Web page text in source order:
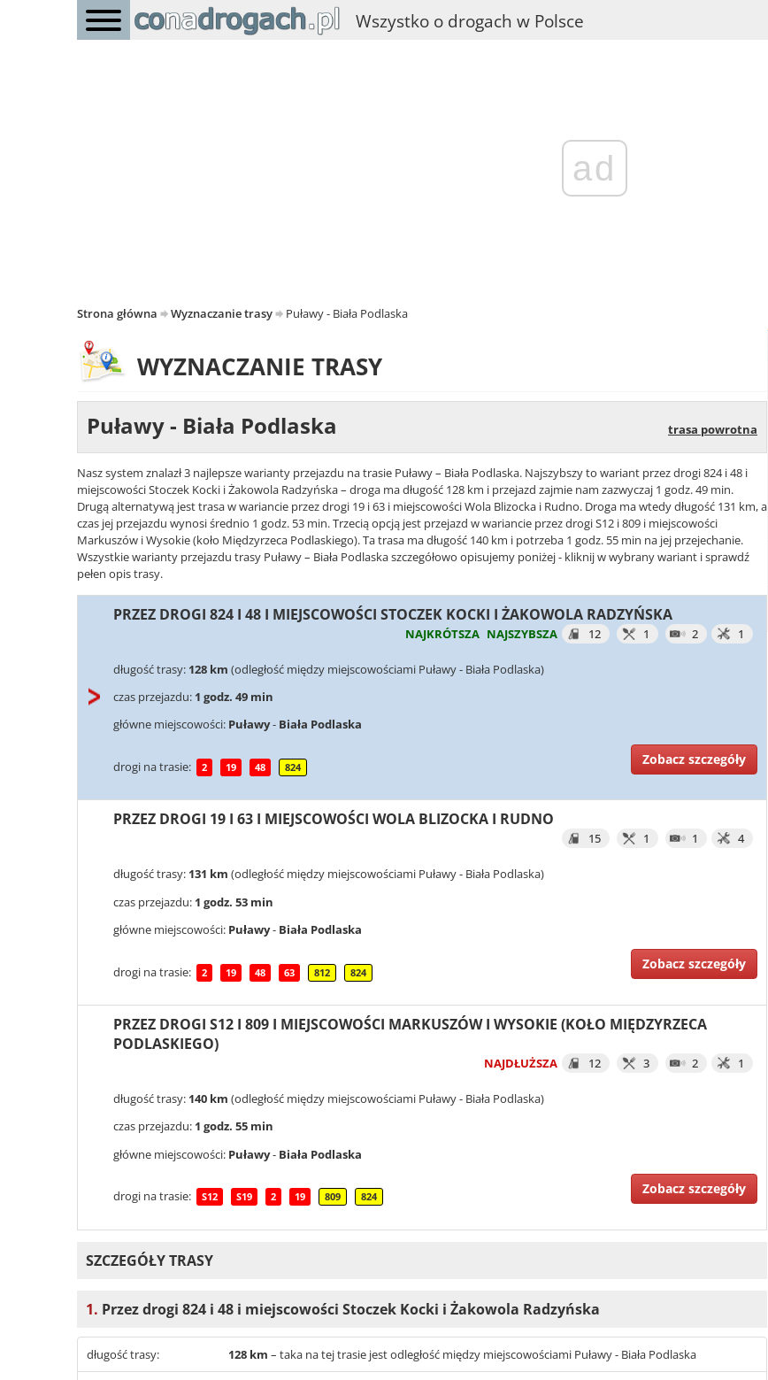
Wszystko o drogach w Polsce
ad
Strona główna Wyznaczanie trasy Puławy - Biała Podlaska
WYZNACZANIE TRASY
Puławy - Biała Podlaska trasa powrotna
Nasz system znalazł 3 najlepsze warianty przejazdu na trasie Puławy – Biała Podlaska. Najszybszy to wariant przez drogi 824 i 48 i
miejscowości Stoczek Kocki i Żakowola Radzyńska – droga ma długość 128 km i przejazd zajmie nam zazwyczaj 1 godz. 49 min.
Drugą alternatywą jest trasa w wariancie przez drogi 19 i 63 i miejscowości Wola Blizocka i Rudno. Droga ma wtedy długość 131 km, a
czas jej przejazdu wynosi średnio 1 godz. 53 min. Trzecią opcją jest przejazd w wariancie przez drogi S12 i 809 i miejscowości
Markuszów i Wysokie (koło Międzyrzeca Podlaskiego). Ta trasa ma długość 140 km i potrzeba 1 godz. 55 min na jej przejechanie.
Wszystkie warianty przejazdu trasy Puławy – Biała Podlaska szczegółowo opisujemy poniżej - kliknij w wybrany wariant i sprawdź
pełen opis trasy.
PRZEZ DROGI 824 I 48 I MIEJSCOWOŚCI STOCZEK KOCKI I ŻAKOWOLA RADZYŃSKA
NAJKRÓTSZA NAJSZYBSZA 12 1 2 1
długość trasy: 128 km (odległość między miejscowościami Puławy - Biała Podlaska)
czas przejazdu: 1 godz. 49 min
główne miejscowości: Puławy- Biała Podlaska
drogi na trasie: 2 19 48 824
Zobacz szczegóły
PRZEZ DROGI 19 I 63 I MIEJSCOWOŚCI WOLA BLIZOCKA I RUDNO
15 1 1 4
długość trasy: 131 km (odległość między miejscowościami Puławy - Biała Podlaska)
czas przejazdu: 1 godz. 53 min
główne miejscowości: Puławy- Biała Podlaska
drogi na trasie: 2 19 48 63 812 824
Zobacz szczegóły
PRZEZ DROGI S12 I 809 I MIEJSCOWOŚCI MARKUSZÓW I WYSOKIE (KOŁO MIĘDZYRZECA
PODLASKIEGO)
NAJDŁUŻSZA 12 3 2 1
długość trasy: 140 km (odległość między miejscowościami Puławy - Biała Podlaska)
czas przejazdu: 1 godz. 55 min
główne miejscowości: Puławy- Biała Podlaska
drogi na trasie: S12 S19 2 19 809 824
Zobacz szczegóły
SZCZEGÓŁY TRASY
1. Przez drogi 824 i 48 i miejscowości Stoczek Kocki i Żakowola Radzyńska
długość trasy: 128 km – taka na tej trasie jest odległość między miejscowościami Puławy - Biała Podlaska